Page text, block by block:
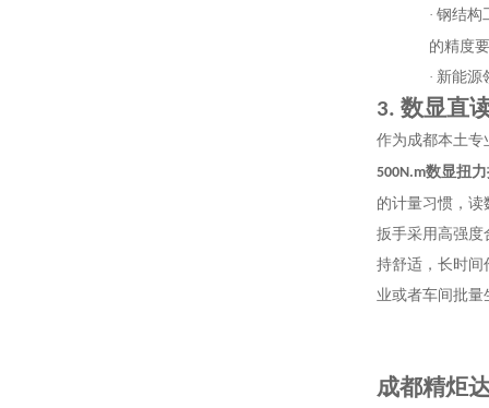
· 钢结构
的精度
· 新能源
3. 数显直
作为成都本土专
500N.m数显扭
的计量习惯，
扳手采用高强度
持舒适，长时间
业或者车间批
成都精炬